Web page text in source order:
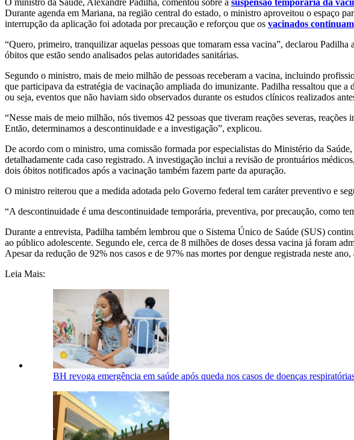
O ministro da Saúde, Alexandre Padilha, comentou sobre a suspensão temporária da
Durante agenda em Mariana, na região central do estado, o ministro aproveitou o espaço
interrupção da aplicação foi adotada por precaução e reforçou que os vacinados
“Quero, primeiro, tranquilizar aquelas pessoas que tomaram essa vacina”, declarou
óbitos que estão sendo analisados pelas autoridades sanitárias.
Segundo o ministro, mais de meio milhão de pessoas receberam a vacina, incluindo
que participava da estratégia de vacinação ampliada do imunizante. Padilha ressaltou que a
ou seja, eventos que não haviam sido observados durante os estudos clínicos realizados
“Nesse mais de meio milhão, nós tivemos 42 pessoas que tiveram reações severas,
Então, determinamos a descontinuidade e a investigação”, explicou.
De acordo com o ministro, uma comissão formada por especialistas do Ministério da
detalhadamente cada caso registrado. A investigação inclui a revisão de prontuários
dois óbitos notificados após a vacinação também fazem parte da apuração.
O ministro reiterou que a medida adotada pelo Governo federal tem caráter preventivo e
“A descontinuidade é uma descontinuidade temporária, preventiva, por precaução, como
Durante a entrevista, Padilha também lembrou que o Sistema Único de Saúde (SUS)
ao público adolescente. Segundo ele, cerca de 8 milhões de doses dessa vacina já foram
Apesar da redução de 92% nos casos e de 97% nas mortes por dengue registrada neste
Leia Mais:
BH revoga emergência em saúde após queda nos casos de doenças